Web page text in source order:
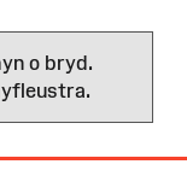
o bryd.